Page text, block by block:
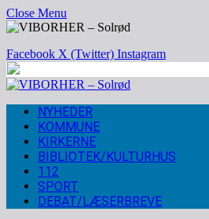
Close Menu
Facebook X (Twitter) Instagram
NYHEDER
KOMMUNE
KIRKERNE
BIBLIOTEK/KULTURHUS
112
SPORT
DEBAT/LÆSERBREVE